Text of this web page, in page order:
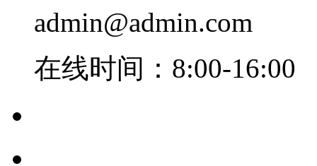
admin@admin.com
在线时间：8:00-16:00